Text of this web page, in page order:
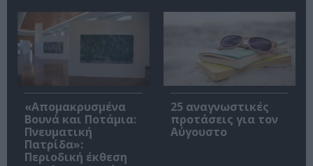
«Απομακρυσμένα
Βουνά και Ποτάμια:
Πνευματική
Πατρίδα»:
Περιοδική έκθεση
25 αναγνωστικές
προτάσεις για τον
Αύγουστο